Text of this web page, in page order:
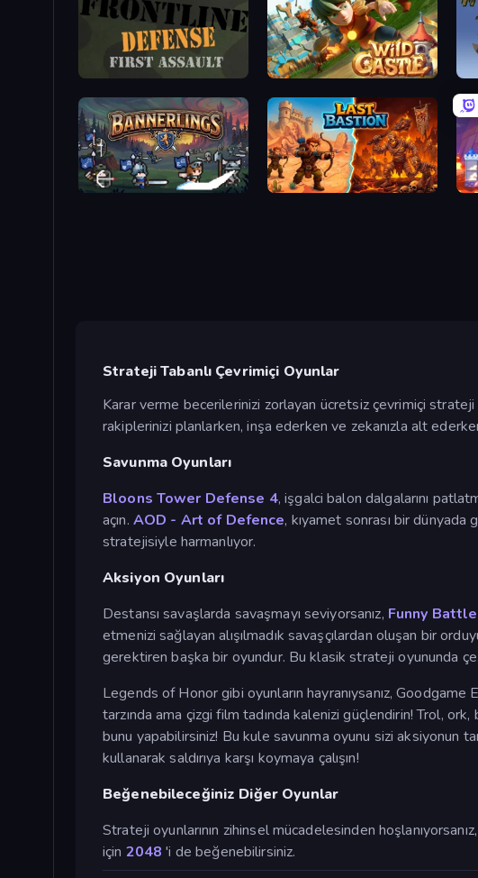
Wild Castle TD: Grow Empire
Bannerlings Last Bastion
Strateji Tabanlı Çevrimiçi Oyunlar
Karar verme becerilerinizi zorlayan ücretsiz çevrimiçi
rakiplerinizi planlarken, inşa ederken ve zekanızla alt
Savunma Oyunları
Bloons Tower Defense 4, işgalci balon dalgalarını
açın. AOD - Art of Defence, kıyamet sonrası bir dünyada
stratejisiyle harmanlıyor.
Aksiyon Oyunları
Destansı savaşlarda savaşmayı seviyorsanız, Funny
etmenizi sağlayan alışılmadık savaşçılardan oluşan bir
gerektiren başka bir oyundur. Bu klasik strateji oyununda
Legends of Honor gibi oyunların hayranıysanız,
tarzında ama çizgi film tadında kalenizi güçlendirin! Trol,
bunu yapabilirsiniz! Bu kule savunma oyunu sizi aksiyonun
kullanarak saldırıya karşı koymaya çalışın!
Beğenebileceğiniz Diğer Oyunlar
Strateji oyunlarının zihinsel mücadelesinden
için 2048 'i de beğenebilirsiniz.